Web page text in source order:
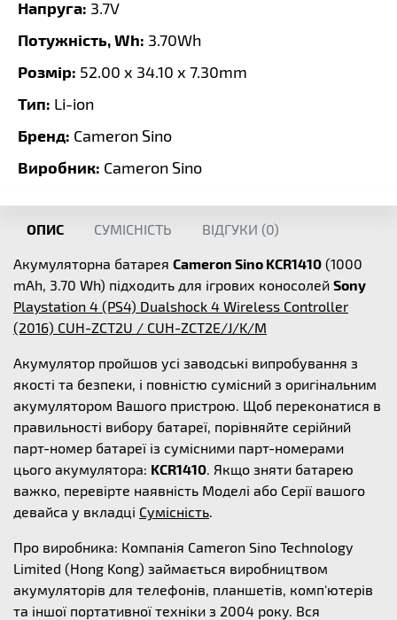
Напруга: 3.7V
Потужність, Wh: 3.70Wh
Розмір: 52.00 x 34.10 x 7.30mm
Тип: Li-ion
Бренд: Cameron Sino
Виробник: Cameron Sino
ОПИС СУМІСНІСТЬ ВІДГУКИ (0)
Акумуляторна батарея Cameron Sino KCR1410 (1000
mAh, 3.70 Wh) підходить для ігрових коносолей Sony
Playstation 4 (PS4) Dualshock 4 Wireless Controller
(2016) CUH-ZCT2U / CUH-ZCT2E/J/K/M
Акумулятор пройшов усі заводські випробування з
якості та безпеки, і повністю сумісний з оригінальним
акумулятором Вашого пристрою. Щоб переконатися в
правильності вибору батареї, порівняйте серійний
парт-номер батареї із сумісними парт-номерами
цього акумулятора: KCR1410. Якщо зняти батарею
важко, перевірте наявність Моделі або Серії вашого
девайса у вкладці Сумісність.
Про виробника: Компанія Cameron Sino Technology
Limited (Hong Kong) займається виробництвом
акумуляторів для телефонів, планшетів, комп'ютерів
та іншої портативної техніки з 2004 року. Вся